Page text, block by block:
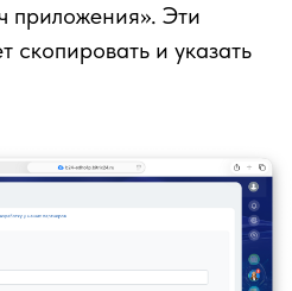
приложения». Эти
скопировать и указать